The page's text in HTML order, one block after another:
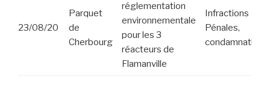
23/08/20
Parquet
de
Cherbourg
réglementation
environnementale
pour les 3
réacteurs de
Flamanville
Infractions
Pénales,
condamnations